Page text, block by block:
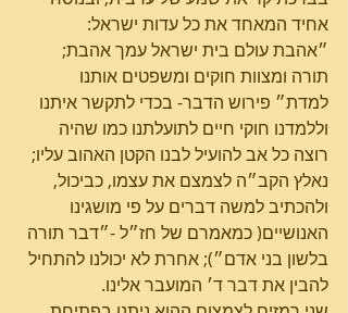
אחיד המאחד את כל עדות ישראל:
״אהבת עולם בית ישראל עמך אהבת;
תורה ומצוות חוקים ומשפטים אותנו
למדת״ פירוש הדבר- בכדי לתקשר איתנו
וללמדנו חוקי חיים לתועלתנו כמו שהיה
רוצה כל אב להועיל לבנו הקטן האהוב עליו;
נאלץ הקב״ה לצמצם את עצמו, כביכול,
ולהכתיב למשה דברים על פי מושגינו
האנושיים( כמאמרם של חז״ל -״דבר תורה
בלשון בני אדם״); אחרת לא יכולנו להתחיל
להבין את דבר ד׳ המועבר אלינו.